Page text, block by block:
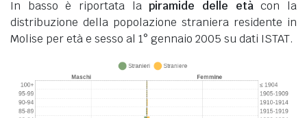
In basso è riportata lapiramide delle etàcon la
distribuzione della popolazione straniera residente in
Molise per età e sesso al 1° gennaio 2005 su dati ISTAT.